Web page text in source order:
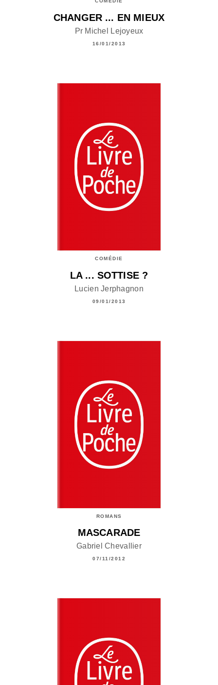
CHANGER ... EN MIEUX
Pr Michel Lejoyeux
16/01/2013
COMÉDIE
LA ... SOTTISE ?
Lucien Jerphagnon
09/01/2013
ROMANS
MASCARADE
Gabriel Chevallier
07/11/2012